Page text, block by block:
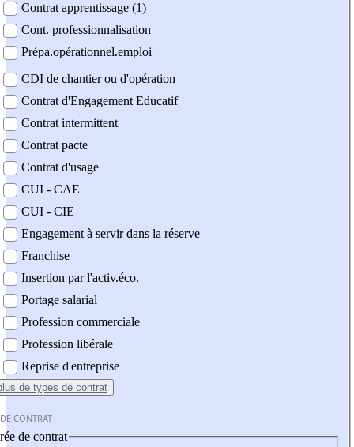
Contrat apprentissage (1)
Cont. professionnalisation
Prépa.opérationnel.emploi
CDI de chantier ou d'opération
Contrat d'Engagement Educatif
Contrat intermittent
Contrat pacte
Contrat d'usage
CUI - CAE
CUI - CIE
Engagement à servir dans la réserve
Franchise
Insertion par l'activ.éco.
Portage salarial
Profession commerciale
Profession libérale
Reprise d'entreprise
de types de contrat
CONTRAT
de contrat